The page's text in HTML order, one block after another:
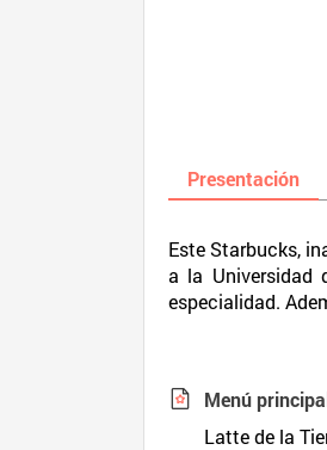
Presentación
Este Starbucks,
a la Universidad
especialidad.
Menú
Latte de la